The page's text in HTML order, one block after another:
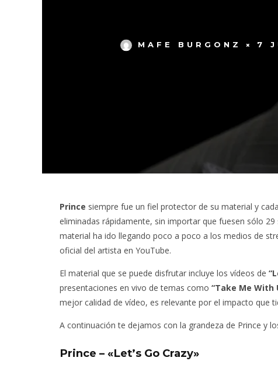
MAFE BURGONZ 7
Prince siempre fue un fiel protector de su material y
eliminadas rápidamente, sin importar que fuesen sólo
material ha ido llegando poco a poco a los medios de
oficial del artista en YouTube.
El material que se puede disfrutar incluye los vídeos de
presentaciones en vivo de temas como “Take Me With
mejor calidad de vídeo, es relevante por el impacto que
A continuación te dejamos con la grandeza de Prince y
Prince – «Let’s Go Crazy»